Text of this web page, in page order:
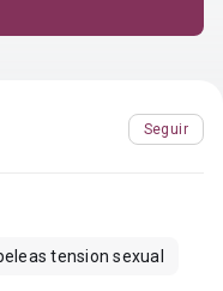
Seguir
tension sexual